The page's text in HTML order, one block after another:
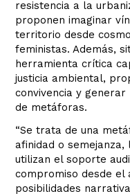
resistencia a la
proponen imaginar
territorio desde
feministas. Además,
herramienta crítica
justicia ambiental,
convivencia y
de metáforas.
“Se trata de una
afinidad o
utilizan el soporte
compromiso desde
posibilidades